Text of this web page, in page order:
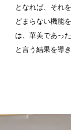
となれば、それ
どまらない機能
は、華美であっ
と言う結果を導